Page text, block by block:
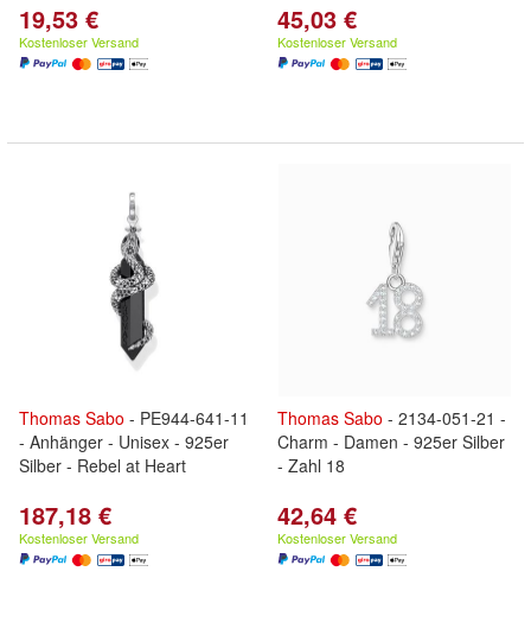
19,53 €
Kostenloser Versand
45,03 €
Kostenloser Versand
Thomas Sabo - PE944-641-11
- Anhänger - Unisex - 925er
Silber - Rebel at Heart
187,18 €
Kostenloser Versand
Thomas Sabo - 2134-051-21 -
Charm - Damen - 925er Silber
- Zahl 18
42,64 €
Kostenloser Versand